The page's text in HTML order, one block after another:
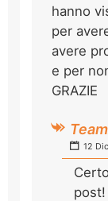
hanno
per
avere
e per
GRAZIE
12
post!